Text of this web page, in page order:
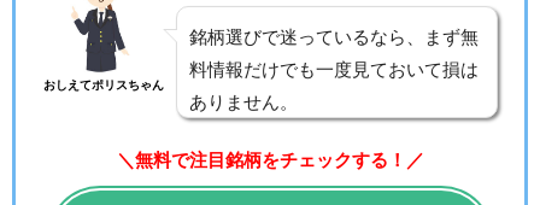
おしえてポリスちゃん
銘柄選びで迷っているなら、まず無
料情報だけでも一度見ておいて損は
ありません。
＼無料で注目銘柄をチェックする！／